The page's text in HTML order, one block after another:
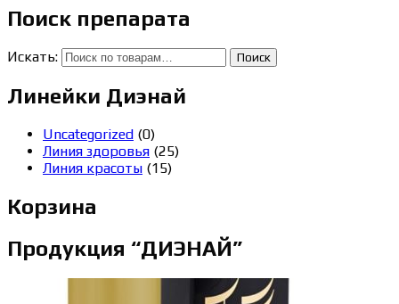
Поиск препарата
Искать: Поиск
Линейки Диэнай
Uncategorized (0)
Линия здоровья (25)
Линия красоты (15)
Корзина
Продукция “ДИЭНАЙ”